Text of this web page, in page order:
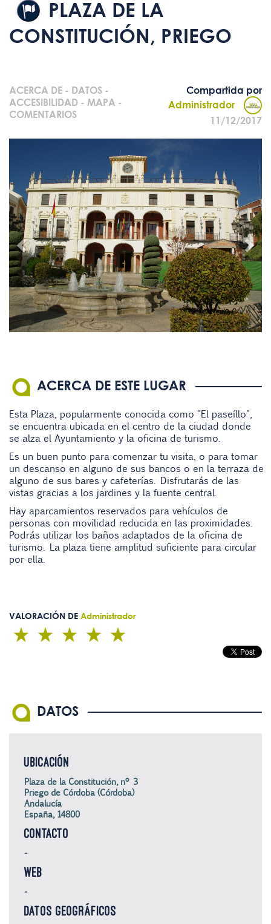
PLAZA DE LA
CONSTITUCIÓN, PRIEGO
ACERCA DE - DATOS -
ACCESIBILIDAD - MAPA -
COMENTARIOS
Compartida por
Administrador
11/12/2017
ACERCA DE ESTE LUGAR
Esta Plaza, popularmente conocida como "El paseíllo",
se encuentra ubicada en el centro de la ciudad donde
se alza el Ayuntamiento y la oficina de turismo.
Es un buen punto para comenzar tu visita, o para tomar
un descanso en alguno de sus bancos o en la terraza de
alguno de sus bares y cafeterías. Disfrutarás de las
vistas gracias a los jardines y la fuente central.
Hay aparcamientos reservados para vehículos de
personas con movilidad reducida en las proximidades.
Podrás utilizar los baños adaptados de la oficina de
turismo. La plaza tiene amplitud suficiente para circular
por ella.
VALORACIÓN DE Administrador
DATOS
UBICACIÓN
Plaza de la Constitución, nº 3
Priego de Córdoba (Córdoba)
Andalucía
España, 14800
CONTACTO
-
WEB
-
DATOS GEOGRÁFICOS